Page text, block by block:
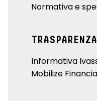
Normativa e
Informativa
Mobilize